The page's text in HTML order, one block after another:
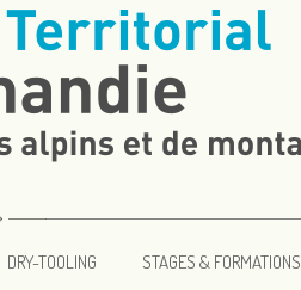
DRY-TOOLING STAGES & FORMATIONS